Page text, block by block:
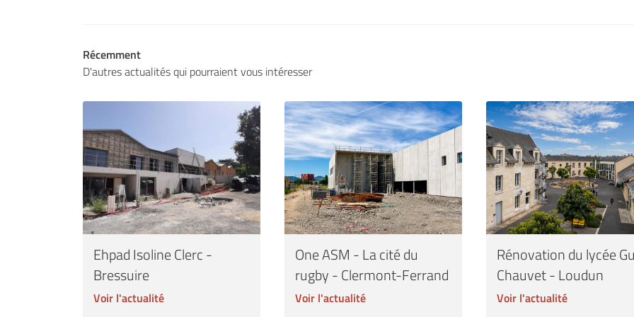
Récemment
D'autres actualités qui pourraient vous intéresser
Ehpad Isoline Clerc -
Bressuire
Voir l'actualité
One ASM - La cité du
rugby - Clermont-Ferrand
Voir l'actualité
Rénovation du lycée
Chauvet - Loudun
Voir l'actualité